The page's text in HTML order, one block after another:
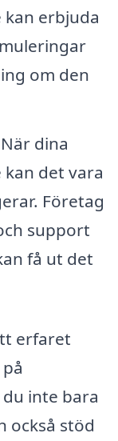
erbjuda
om den
När dina
det vara
Företag
support
få ut det
erfaret
inte bara
också stöd